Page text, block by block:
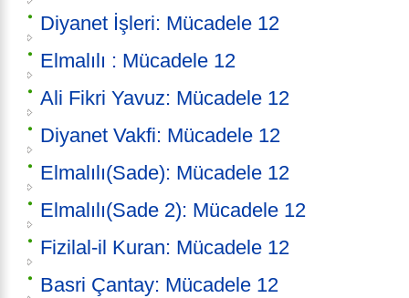
Diyanet İşleri: Mücadele 12
Elmalılı : Mücadele 12
Ali Fikri Yavuz: Mücadele 12
Diyanet Vakfi: Mücadele 12
Elmalılı(Sade): Mücadele 12
Elmalılı(Sade 2): Mücadele 12
Fizilal-il Kuran: Mücadele 12
Basri Çantay: Mücadele 12